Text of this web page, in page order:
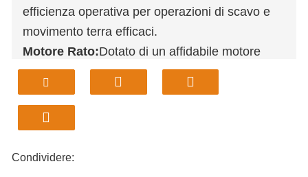
efficienza operativa per operazioni di scavo e
movimento terra efficaci.
Motore Rato:Dotato di un affidabile motore
Rato, che garantisce un funzionamento
regolare e coerente.
Applicazioni flessibili:
del terreno, bonifica di aree incolte e lavori di
drenaggio.
Condividere: